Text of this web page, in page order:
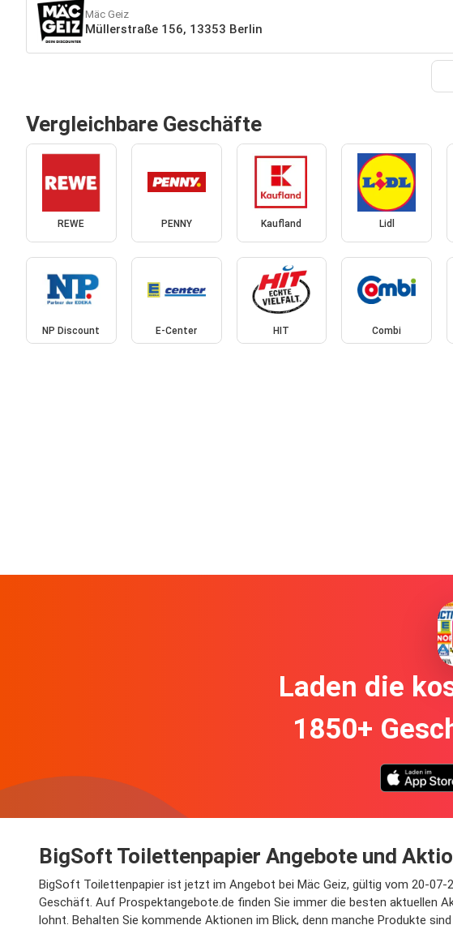
Mäc Geiz
Müllerstraße 156, 13353 Berlin
Vergleichbare Geschäfte
REWE PENNY Kaufland Lidl
NP Discount E-Center HIT Combi
Laden die
1850+
BigSoft Toilettenpapier Angebote und
BigSoft Toilettenpapier ist jetzt im Angebot bei Mäc Geiz, gültig vom 20-07-
Geschäft. Auf Prospektangebote.de finden Sie immer die besten aktuellen
lohnt. Behalten Sie kommende Aktionen im Blick, denn manche Produkte